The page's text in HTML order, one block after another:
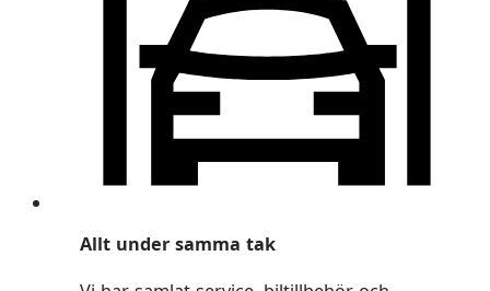
Allt under samma tak